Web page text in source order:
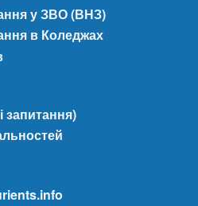
у ЗВО (ВНЗ)
в Коледжах
запитання)